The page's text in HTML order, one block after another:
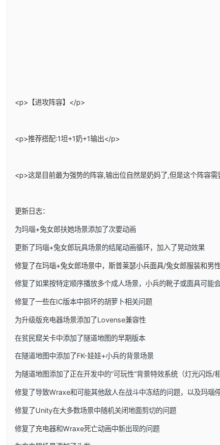
<p>【进攻阵容】</p>
<p>推荐搭配:1坦+1奶+1输出</p>
<p>这是目前最为强势的阵容,输出位自然是奶妈了,但是这个阵容
更新日志：
为玛瑙+兔女郎扶她场景添加了次要动画
更新了玛瑙+兔女郎玩具场景的结尾动画循环，加入了晃动效果
修复了在玛瑙+兔女郎场景中，斯普莱瑟小兵面具/兔女郎服装和男
修复了如果按特定顺序播放多个成人场景，小兵的靴子或面具可能
修复了一些在IC版本中损坏的胡萝卜相关问题
为升级版充电器场景添加了Lovense兼容性
在贫民窟关卡中添加了隧道地图的早期版本
在隧道地图中添加了FK-娃娃+小兵的背景场景
为隧道地图添加了正在开发中的”可玩性”背景特效系统（灯光闪烁/
修复了导致Wraxe和可能其他敌人在战斗中冻结的问题，以及玛瑙
修复了Unity在大多数场景中随机关闭地面剪切的问题
修复了充电器和Wraxe死亡动画中新出现的问题